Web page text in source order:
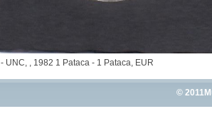
- UNC, , 1982 1 Pataca - 1 Pataca, EUR
©